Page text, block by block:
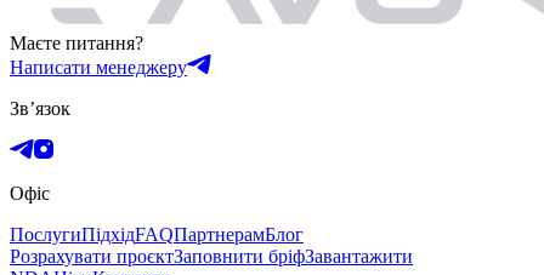
Маєте питання?
Написати менеджеру
Зв’язок
Офіс
ПослугиПідхідFAQПартнерамБлог
Розрахувати проєктЗаповнити бріфЗавантажити